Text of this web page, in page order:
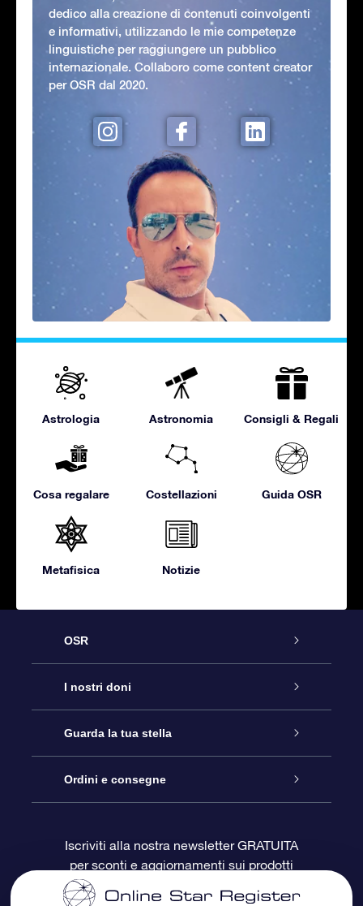
dedico alla creazione di contenuti coinvolgenti
e informativi, utilizzando le mie competenze
linguistiche per raggiungere un pubblico
internazionale. Collaboro come content creator
per OSR dal 2020.
Astrologia Astronomia Consigli & Regali
Cosa regalare Costellazioni Guida OSR
Metafisica Notizie
OSR
Assistenza
Contattaci
Blog
OSR Recensioni
I nostri doni
Online Star Gift
Pacchetto regalo OSR
Gift Card OSR
Guarda la tua stella
Registro stellare
Star Page personalizzata
Ordini e consegne
Informazioni di Pagamento
Iscriviti alla nostra newsletter GRATUITA
per sconti e aggiornamenti sui prodotti